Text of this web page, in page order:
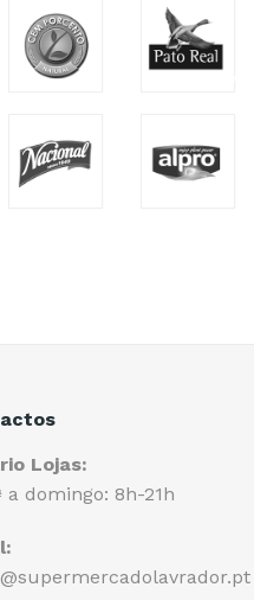
Lojas:
a domingo: 8h-21h